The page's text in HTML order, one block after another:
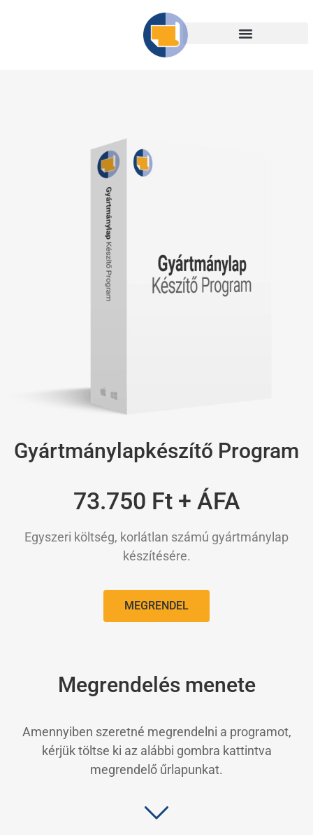
Gyártmánylapkészítő Program
73.750 Ft + ÁFA
Egyszeri költség, korlátlan számú gyártmánylap
készítésére.
MEGRENDEL
Megrendelés menete
Amennyiben szeretné megrendelni a programot,
kérjük töltse ki az alábbi gombra kattintva
megrendelő űrlapunkat.